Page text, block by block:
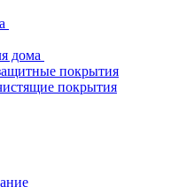
дома
покрытия
покрытия